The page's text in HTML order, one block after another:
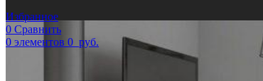
Избранное
0 Сравнить
0 элементов 0 руб.